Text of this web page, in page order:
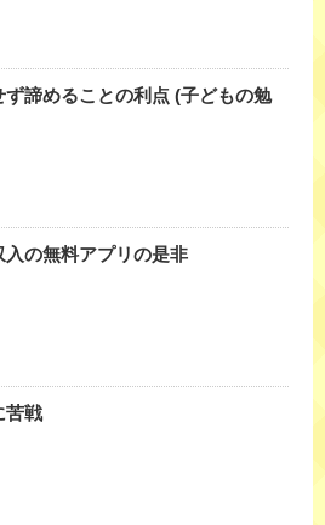
ず諦めることの利点 (子どもの勉
入の無料アプリの是非
苦戦